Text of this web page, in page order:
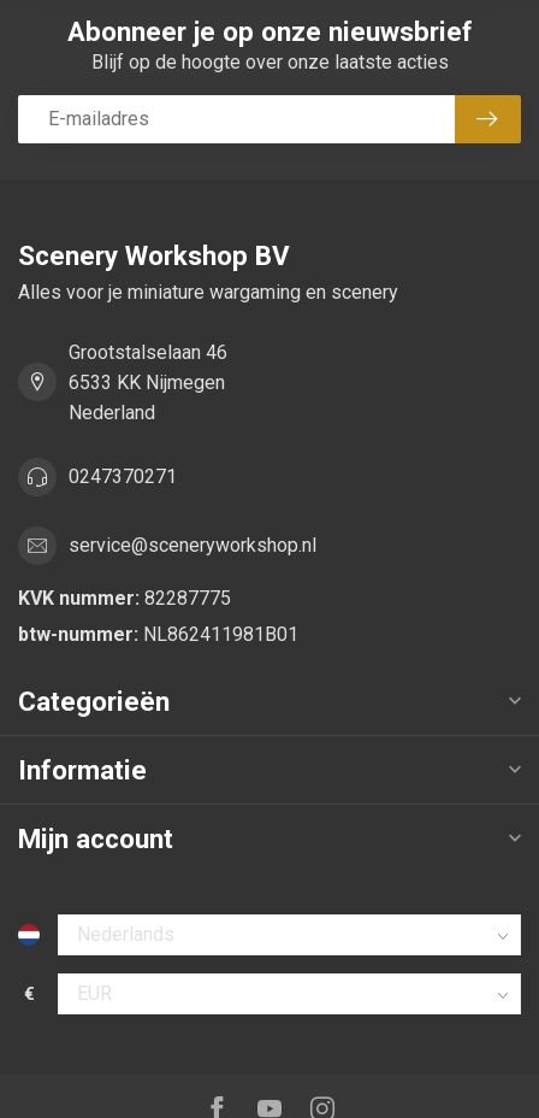
Abonneer je op onze nieuwsbrief
Blijf op de hoogte over onze laatste acties
Scenery Workshop BV
Alles voor je miniature wargaming en scenery
Grootstalselaan 46
6533 KK Nijmegen
Nederland
0247370271
service@sceneryworkshop.nl
KVK nummer: 82287775
btw-nummer: NL862411981B01
Categorieën
Informatie
Mijn account
Selecteer taal
€
Selecteer valuta
Volg ons op:Facebook
YoutubeInstagram